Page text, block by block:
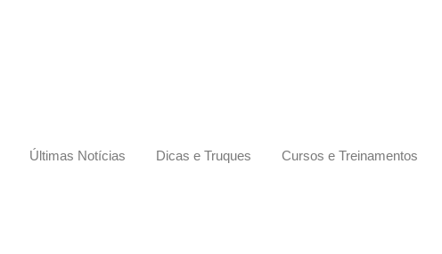
Últimas Notícias Dicas e Truques Cursos e Treinamentos